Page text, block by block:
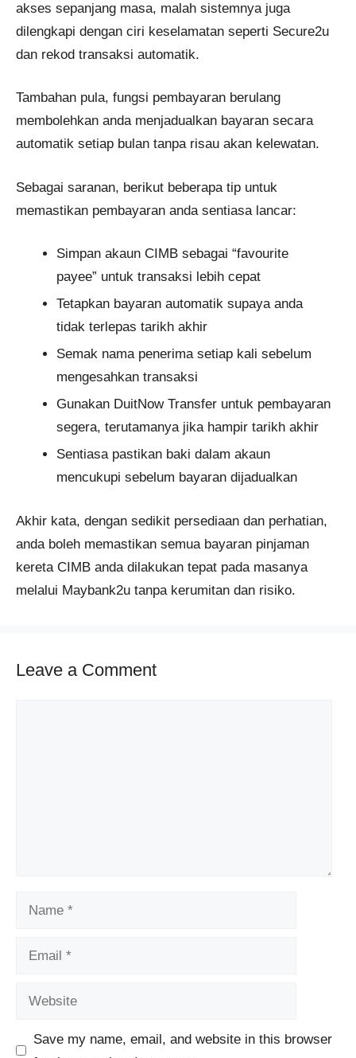
akses sepanjang masa, malah sistemnya juga
dilengkapi dengan ciri keselamatan seperti Secure2u
dan rekod transaksi automatik.
Tambahan pula, fungsi pembayaran berulang
membolehkan anda menjadualkan bayaran secara
automatik setiap bulan tanpa risau akan kelewatan.
Sebagai saranan, berikut beberapa tip untuk
memastikan pembayaran anda sentiasa lancar:
Simpan akaun CIMB sebagai “favourite
payee” untuk transaksi lebih cepat
Tetapkan bayaran automatik supaya anda
tidak terlepas tarikh akhir
Semak nama penerima setiap kali sebelum
mengesahkan transaksi
Gunakan DuitNow Transfer untuk pembayaran
segera, terutamanya jika hampir tarikh akhir
Sentiasa pastikan baki dalam akaun
mencukupi sebelum bayaran dijadualkan
Akhir kata, dengan sedikit persediaan dan perhatian,
anda boleh memastikan semua bayaran pinjaman
kereta CIMB anda dilakukan tepat pada masanya
melalui Maybank2u tanpa kerumitan dan risiko.
Leave a Comment
Name
Email
Website
Save my name, email, and website in this browser